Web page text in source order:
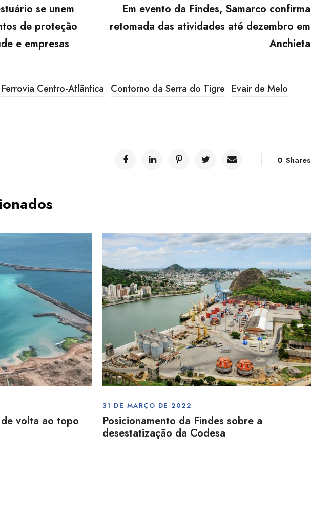
se unem
de proteção
e empresas
Em evento da Findes, Samarco confirma
retomada das atividades até dezembro em
Anchieta
Centro-Atlântica Contorno da Serra do Tigre Evair de Melo
0 Shares
volta ao topo
31 DE MARÇO DE 2022
Posicionamento da Findes sobre a
desestatização da Codesa